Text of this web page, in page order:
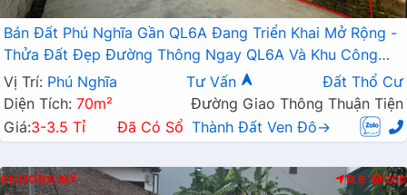
Bán Đất Phú Nghĩa Gần QL6A Đang Triển Khai Mở Rộng -
Thửa Đất Đẹp Đường Thông Ngay QL6A Và Khu Công
Nghiệp Phú Nghĩa Mở Rộng
Vị Trí: Phú Nghĩa Tư Vấn
Đất Thổ Cư
Diện Tích: 70m²
Đường Giao Thông Thuận Tiện
Giá:3-3.5 Tỉ Đã Có Sổ Thành Đất Ven Đô→
CHƯƠNG MỸ Đ.B 200